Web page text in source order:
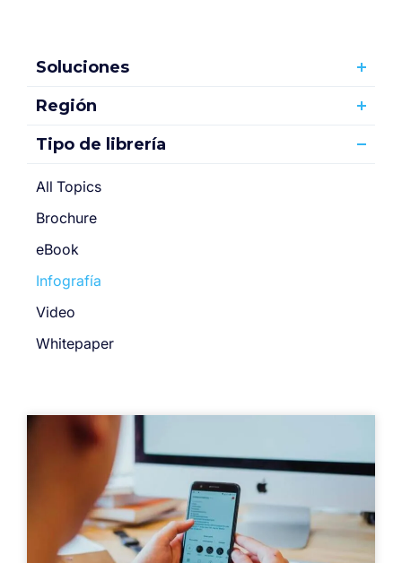
Soluciones
Región
Tipo de librería
All Topics
Brochure
eBook
Infografía
Video
Whitepaper